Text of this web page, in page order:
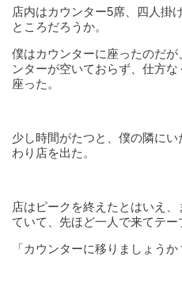
店内はカウンター5席、四人掛
ところだろうか。
僕はカウンターに座ったのだ
ンターが空いておらず、仕方
座った。
少し時間がたつと、僕の隣に
わり店を出た。
店はピークを終えたとはいえ
ていて、先ほど一人で来てテー
「カウンターに移りましょうか